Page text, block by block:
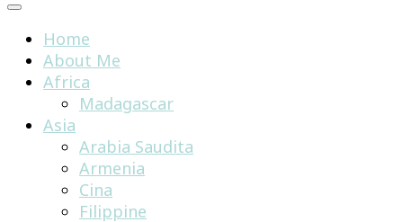
Home
About Me
Africa
Madagascar
Asia
Arabia Saudita
Armenia
Cina
Filippine